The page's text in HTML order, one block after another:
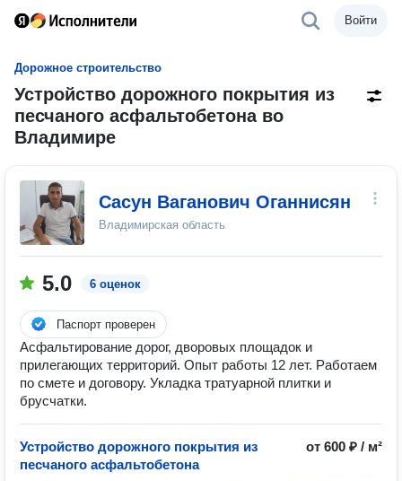
Войти
Дорожное строительство
Устройство дорожного покрытия из
песчаного асфальтобетона во
Владимире
Сасун Ваганович Оганнисян
Владимирская область
5.0 6 оценок
Паспорт проверен
Асфальтирование дорог, дворовых площадок и
прилегающих территорий. Опыт работы 12 лет. Работаем
по смете и договору. Укладка тратуарной плитки и
брусчатки.
Устройство дорожного покрытия из
песчаного асфальтобетона
от 600 ₽ / м²